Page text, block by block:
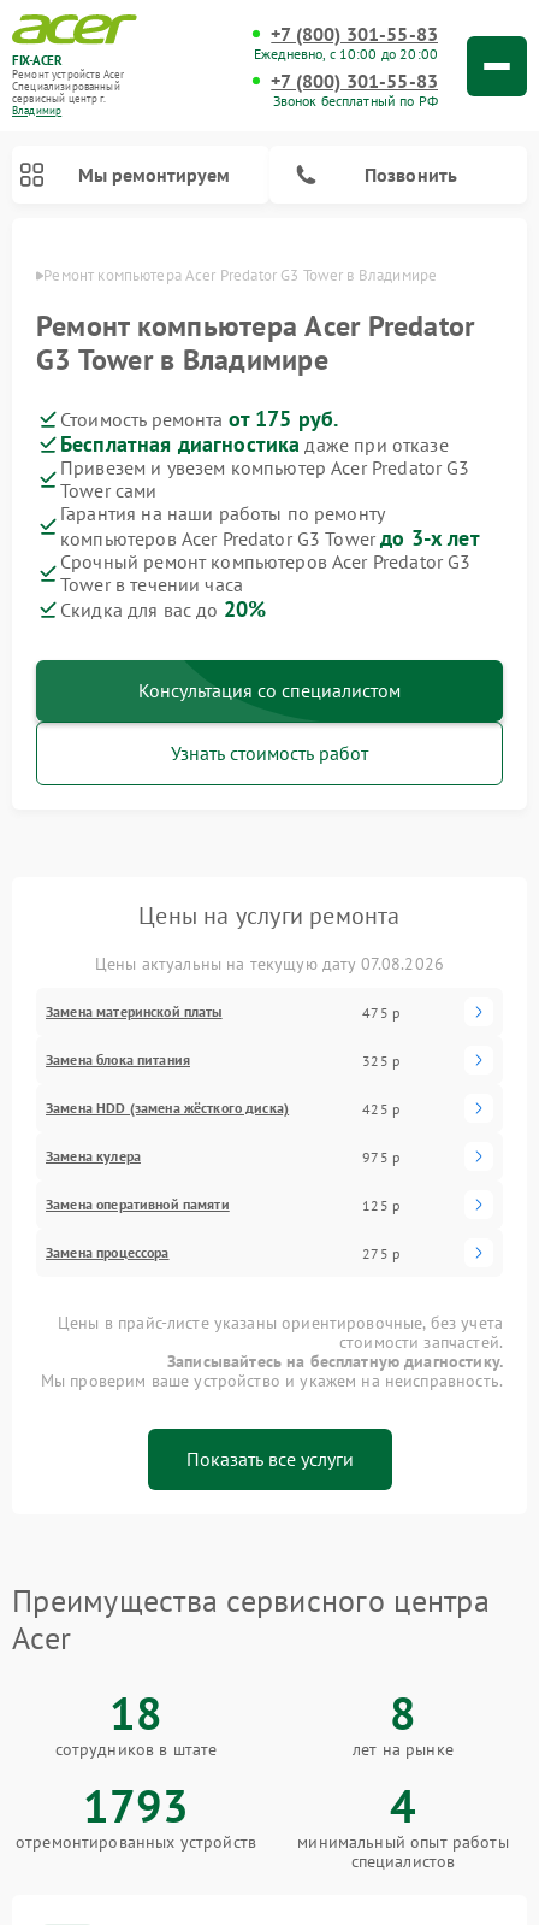
FIX-ACER
Ремонт устройств Acer
Специализированный
cервисный центр г.
Владимир
+7 (800) 301-55-83
Ежедневно, с 10:00 до 20:00
+7 (800) 301-55-83
Звонок бесплатный по РФ
Мы ремонтируем Позвонить
Ремонт компьютера Acer Predator G3 Tower в Владимире
Ремонт компьютера Acer Predator
G3 Tower в Владимире
Стоимость ремонта от 175 руб.
Бесплатная диагностика даже при отказе
Привезем и увезем компьютер Acer Predator G3
Tower сами
Гарантия на наши работы по ремонту
компьютеров Acer Predator G3 Towerдо 3-х лет
Срочный ремонт компьютеров Acer Predator G3
Tower в течении часа
Скидка для вас до 20%
Консультация со специалистом
Узнать стоимость работ
Цены на услуги ремонта
Цены актуальны на текущую дату 07.08.2026
Замена материнской платы 475 р
Замена блока питания 325 р
Замена HDD (замена жёсткого диска) 425 р
Замена кулера 975 р
Замена оперативной памяти 125 р
Замена процессора 275 р
Цены в прайс-листе указаны ориентировочные, без учета
стоимости запчастей.
Записывайтесь на бесплатную диагностику.
Мы проверим ваше устройство и укажем на неисправность.
Показать все услуги
Преимущества сервисного центра
Acer
18
сотрудников в штате
8
лет на рынке
1793
отремонтированных устройств
4
минимальный опыт работы
специалистов